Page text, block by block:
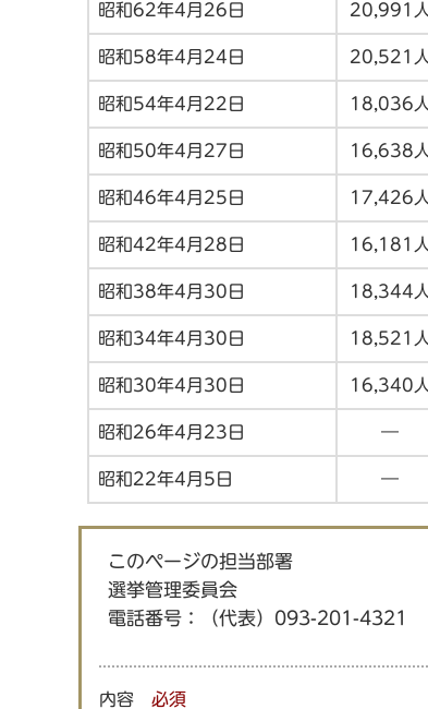
昭和62年4月26日 20,991人
昭和58年4月24日 20,521人
昭和54年4月22日 18,036人
昭和50年4月27日 16,638人
昭和46年4月25日 17,426人
昭和42年4月28日 16,181人
昭和38年4月30日 18,344人
昭和34年4月30日 18,521人
昭和30年4月30日 16,340人
昭和26年4月23日 ―
昭和22年4月5日 ―
このページの担当部署
選挙管理委員会
電話番号：
（代表）093-201-4321
内容 必須